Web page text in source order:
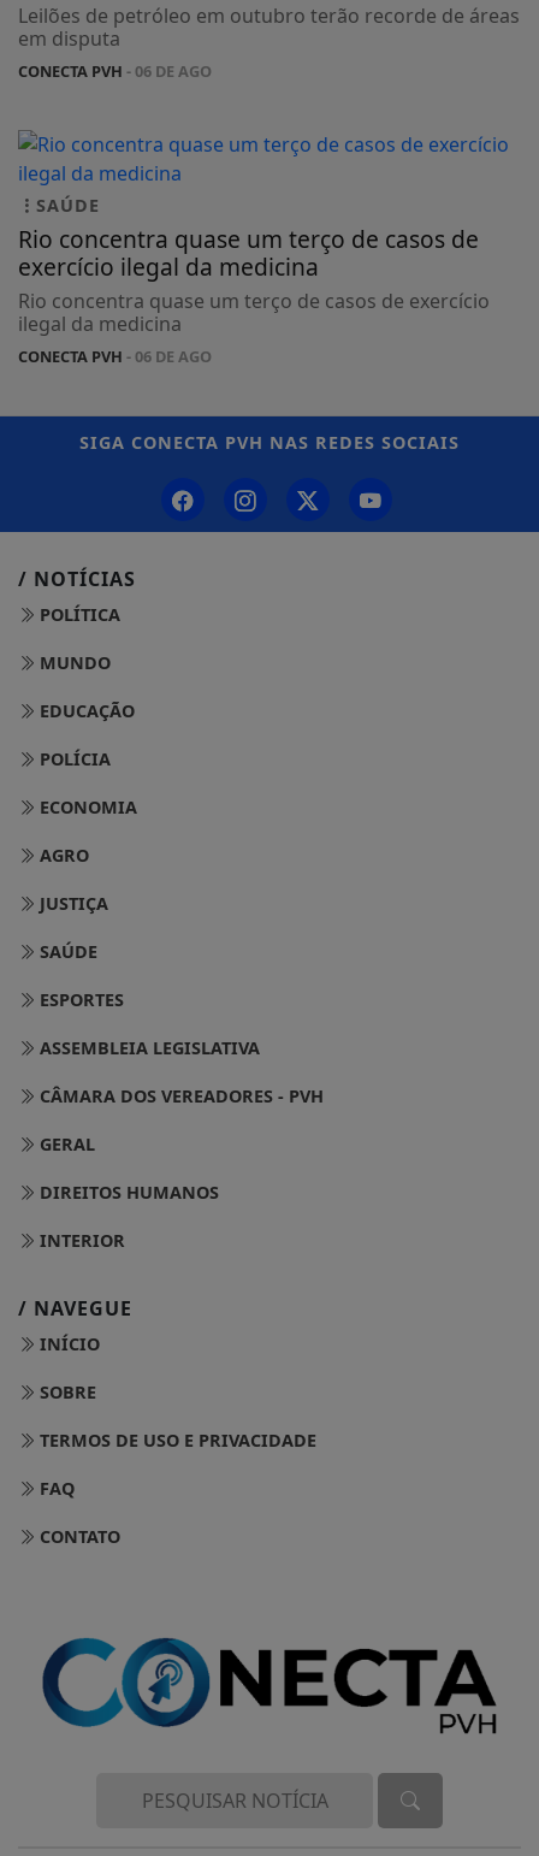
Leilões de petróleo em outubro terão recorde de áreas
em disputa
CONECTA PVH - 06 DE AGO
SAÚDE
Rio concentra quase um terço de casos de
exercício ilegal da medicina
Rio concentra quase um terço de casos de exercício
ilegal da medicina
CONECTA PVH - 06 DE AGO
SIGA CONECTA PVH NAS REDES SOCIAIS
/ NOTÍCIAS
POLÍTICA
MUNDO
EDUCAÇÃO
POLÍCIA
ECONOMIA
AGRO
JUSTIÇA
SAÚDE
ESPORTES
ASSEMBLEIA LEGISLATIVA
CÂMARA DOS VEREADORES - PVH
GERAL
DIREITOS HUMANOS
INTERIOR
/ NAVEGUE
INÍCIO
SOBRE
TERMOS DE USO E PRIVACIDADE
FAQ
CONTATO